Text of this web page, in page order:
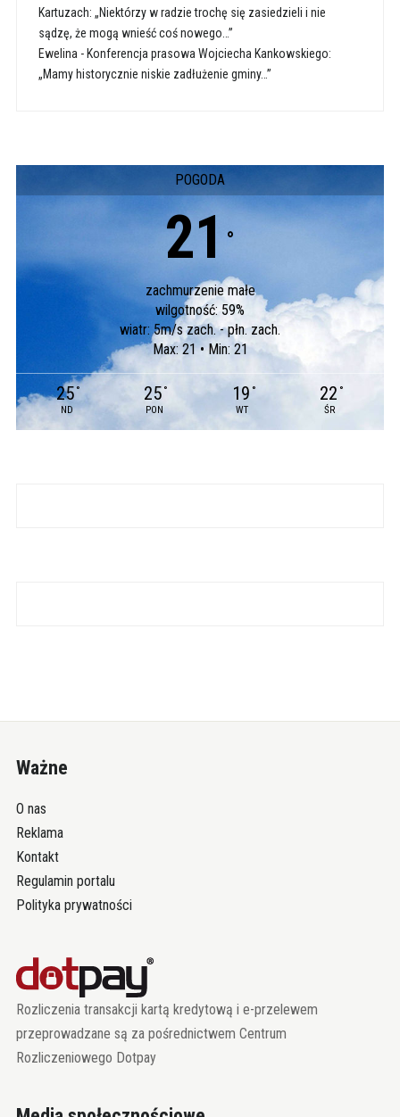
Kartuzach: „Niektórzy w radzie trochę się zasiedzieli i nie
sądzę, że mogą wnieść coś nowego…”
Ewelina - Konferencja prasowa Wojciecha Kankowskiego:
„Mamy historycznie niskie zadłużenie gminy…”
POGODA
21 °
zachmurzenie małe
wilgotność: 59%
wiatr: 5m/s zach. - płn. zach.
Max: 21 • Min: 21
25 °
ND
25 °
PON
19 °
WT
22 °
ŚR
Ważne
O nas
Reklama
Kontakt
Regulamin portalu
Polityka prywatności
Rozliczenia transakcji kartą kredytową i e-przelewem
przeprowadzane są za pośrednictwem Centrum
Rozliczeniowego Dotpay